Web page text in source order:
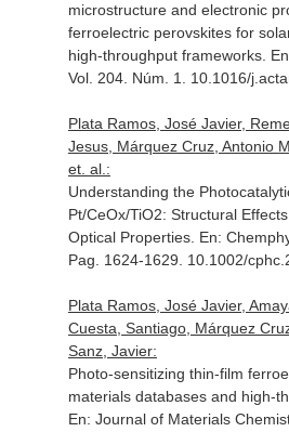
microstructure and electronic
ferroelectric perovskites for
high-throughput frameworks.
Vol. 204. Núm. 1. 10.1016/
Plata Ramos, José Javier,
Jesus, Márquez Cruz, Antonio
et. al.:
Understanding the
Pt/CeOx/TiO2: Structural
Optical Properties. En:
Pag. 1624-1629. 10.1002/
Plata Ramos, José Javier,
Cuesta, Santiago, Márquez
Sanz, Javier:
Photo-sensitizing thin-film
materials databases and high-
En: Journal of Materials